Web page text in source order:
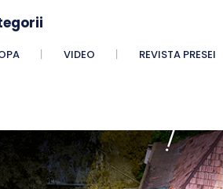
VIDEO REVISTA PRESEI